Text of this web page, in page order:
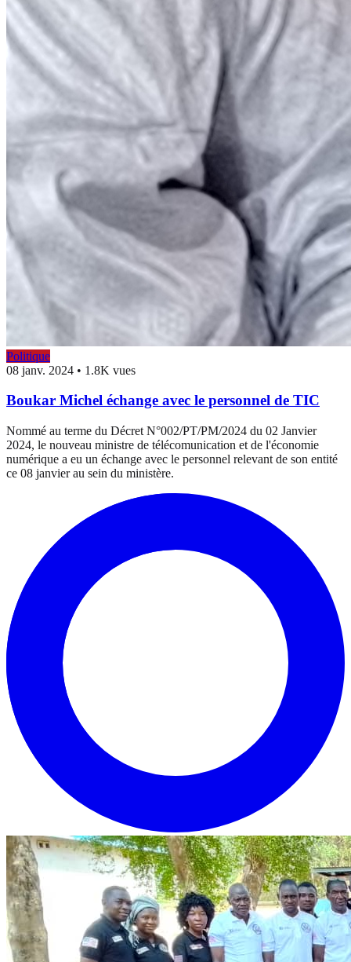
Politique
08 janv. 2024 • 1.8K vues
Boukar Michel échange avec le personnel de TIC
Nommé au terme du Décret N°002/PT/PM/2024 du 02 Janvier
2024, le nouveau ministre de télécomunication et de l'économie
numérique a eu un échange avec le personnel relevant de son entité
ce 08 janvier au sein du ministère.